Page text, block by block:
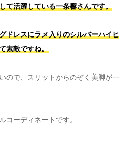
て活躍している一条響さんです。
ドレスにラメ入りのシルバーハイヒ
素敵ですね。
ので、スリットからのぞく美脚が一
コーディネートです。